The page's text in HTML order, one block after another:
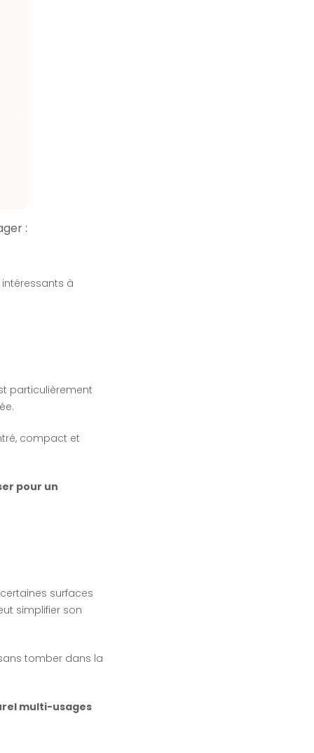
:
à
particulièrement
compact et
pour un
surfaces
simplifier son
tomber dans la
multi-usages